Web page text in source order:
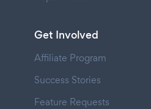
Get Involved
Affiliate Program
Success Stories
Feature Requests